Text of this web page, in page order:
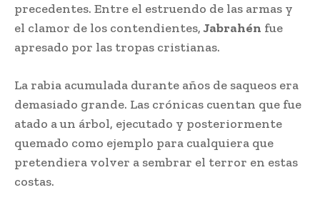
precedentes. Entre el estruendo de las armas y
el clamor de los contendientes,Jabrahén fue
apresado por las tropas cristianas.
La rabia acumulada durante años de saqueos era
demasiado grande. Las crónicas cuentan que fue
atado a un árbol, ejecutado y posteriormente
quemado como ejemplo para cualquiera que
pretendiera volver a sembrar el terror en estas
costas.